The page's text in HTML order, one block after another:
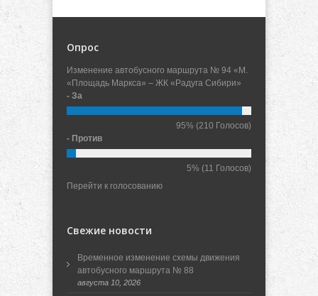
Опрос
Изменение автобусного маршрута № 94 «М.
«Площадь Маркса» – ЖК «Радуга Сибири»
- За
95% (210 Голосов)
- Против
5% (11 Голосов)
Перейти к голосованию
Свежие новости
Временное изменение схемы движения
автобусного маршрута № 88
августа 10, 2026